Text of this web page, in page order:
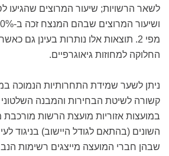
מפי 2. תוצאות אלו נותרות בעינן גם
החלוקה למחוזות גיאוגרפיים.
ניתן לשער שמידת התחרותיות הנמוכה
קשורה לשיטת הבחירות והמבנה השלטוני
במועצות אזוריות מועצת הרשות מורכבת
השונים (בהתאם לגודל היישוב) בניגוד
שבהן חברי המועצה מייצגים רשימות